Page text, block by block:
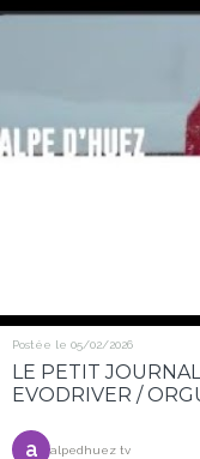
Postée le 05/02/2026
LE PETIT
EVODRIVER / ORGUE /
a alpedhuez tv